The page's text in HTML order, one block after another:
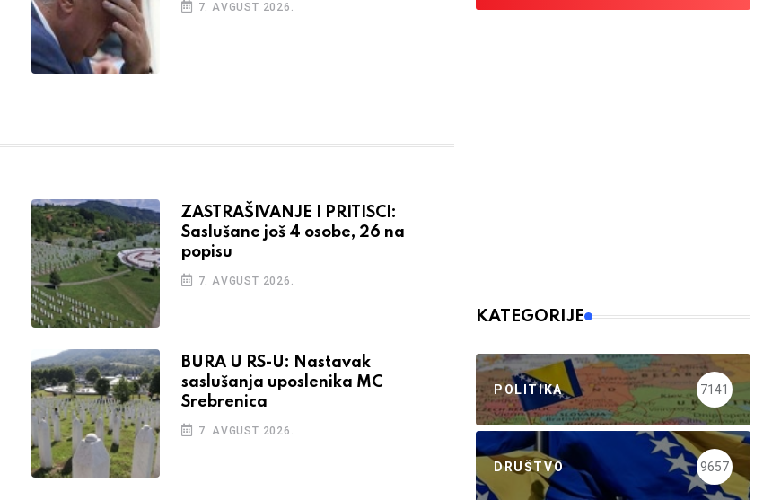
7. AVGUST 2026.
ZASTRAŠIVANJE I PRITISCI:
Saslušane još 4 osobe, 26 na
popisu
7. AVGUST 2026.
BURA U RS-U: Nastavak
saslušanja uposlenika MC
Srebrenica
7. AVGUST 2026.
KATEGORIJE
POLITIKA 7141
DRUŠTVO 9657